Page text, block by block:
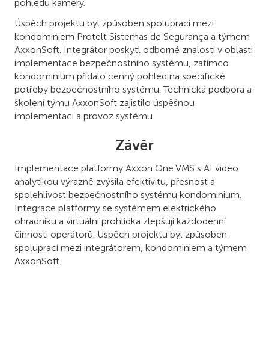
pohledu kamery.
Úspěch projektu byl způsoben spoluprací mezi
kondominiem Protelt Sistemas de Segurança a týmem
AxxonSoft. Integrátor poskytl odborné znalosti v oblasti
implementace bezpečnostního systému, zatímco
kondominium přidalo cenný pohled na specifické
potřeby bezpečnostního systému. Technická podpora a
školení týmu AxxonSoft zajistilo úspěšnou
implementaci a provoz systému.
Závěr
Implementace platformy Axxon One VMS s AI video
analytikou výrazně zvýšila efektivitu, přesnost a
spolehlivost bezpečnostního systému kondominium.
Integrace platformy se systémem elektrického
ohradníku a virtuální prohlídka zlepšují každodenní
činnosti operátorů. Úspěch projektu byl způsoben
spoluprací mezi integrátorem, kondominiem a týmem
AxxonSoft.